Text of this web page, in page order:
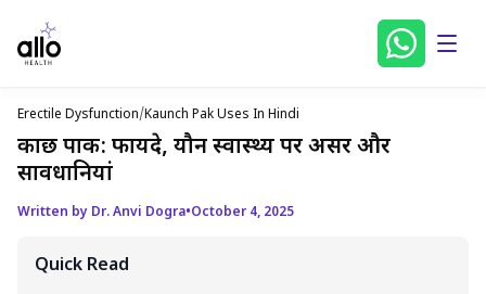
Erectile Dysfunction/Kaunch Pak Uses In Hindi
कौंछ पाक: फायदे, यौन स्वास्थ्य पर असर और
सावधानियां
Written by Dr. Anvi Dogra•October 4, 2025
Quick Read